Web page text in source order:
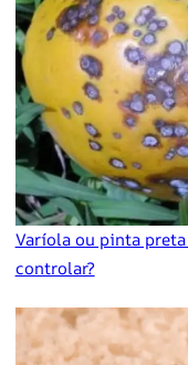
Varíola ou pinta
controlar?